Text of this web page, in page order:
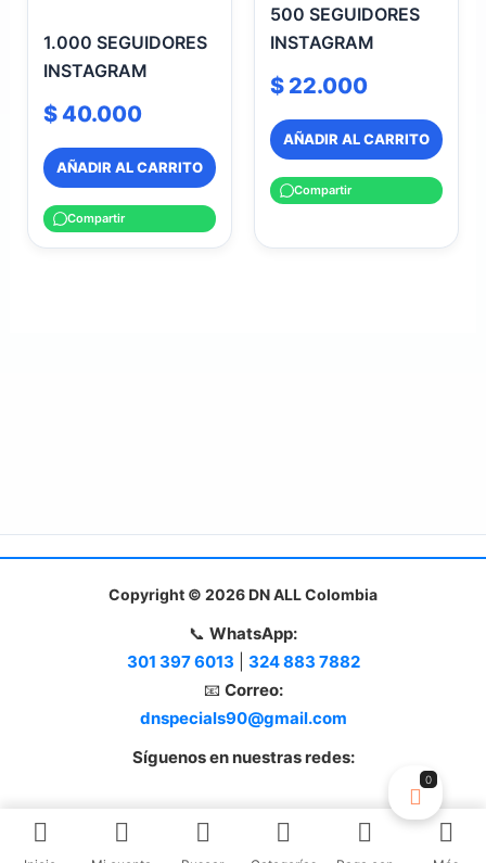
1.000 SEGUIDORES
INSTAGRAM
$40.000
AÑADIR AL CARRITO
Compartir
500 SEGUIDORES
INSTAGRAM
$ 22.000
AÑADIR AL CARRITO
Compartir
Copyright © 2026 DN ALL Colombia
📞 WhatsApp:
301 397 6013
324 883 7882
📧 Correo:
dnspecials90@gmail.com
Síguenos en nuestras redes:
0